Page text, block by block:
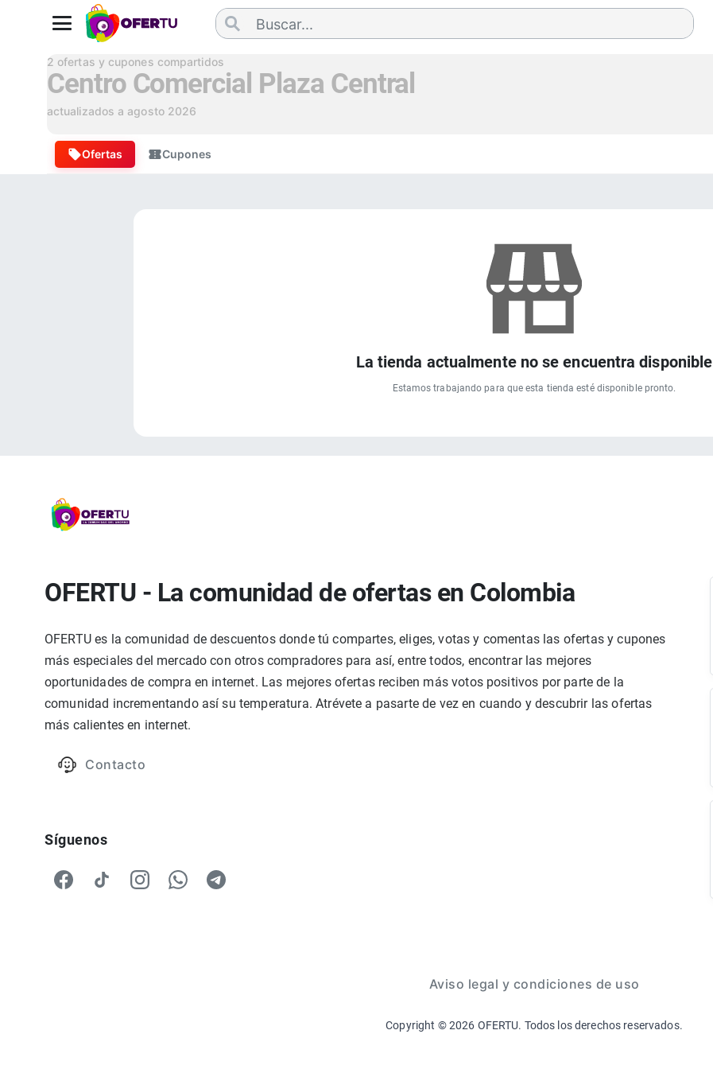
2 ofertas y cupones compartidos
Centro Comercial Plaza Central
actualizados a agosto 2026
Ofertas Cupones
La tienda actualmente no se encuentra disponible
Estamos trabajando para que esta tienda esté disponible pronto.
OFERTU - La comunidad de ofertas en Colombia
OFERTU es la comunidad de descuentos donde tú compartes, eliges, votas y comentas las ofertas y cupones
más especiales del mercado con otros compradores para así, entre todos, encontrar las mejores
oportunidades de compra en internet. Las mejores ofertas reciben más votos positivos por parte de la
comunidad incrementando así su temperatura. Atrévete a pasarte de vez en cuando y descubrir las ofertas
más calientes en internet.
Contacto
Síguenos
Aviso legal y condiciones de uso
Copyright ©2026 OFERTU. Todos los derechos reservados.